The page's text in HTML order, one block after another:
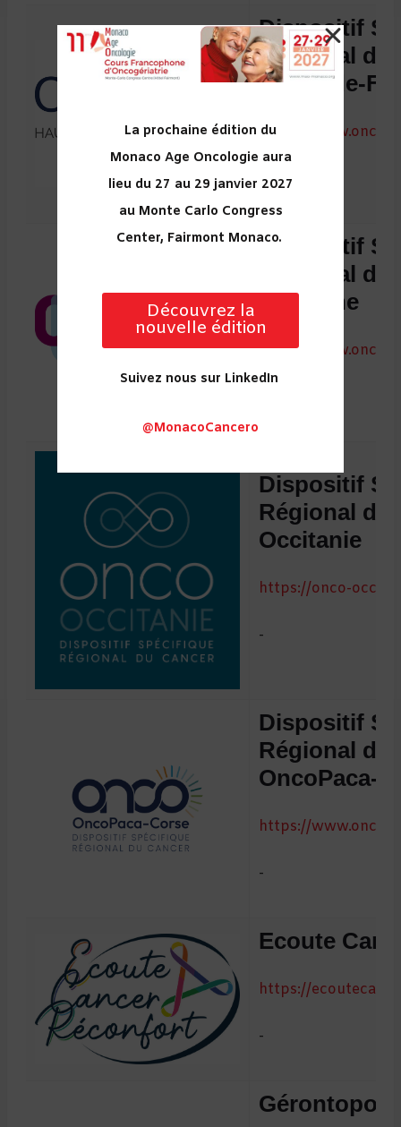
Dispositif
Régional du
Hauts-de-
https://www.onco-
-
Dispositif
Régional
Bretagne
https://
Dispositif
Régional du
Occitanie
https://onco-
-
Dispositif
Régional du
OncoPaca-
https://
-
Ecoute
https://
-
La prochaine édition du
Monaco Age Oncologie aura
lieu du 27 au 29 janvier 2027
au Monte Carlo Congress
Center, Fairmont Monaco.
Découvrez la
nouvelle édition
Suivez nous sur LinkedIn
@MonacoCancero